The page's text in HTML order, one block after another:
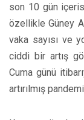
son 10 gün
özellikle Güney
vaka sayısı ve
ciddi bir artış
Cuma günü
artırılmış